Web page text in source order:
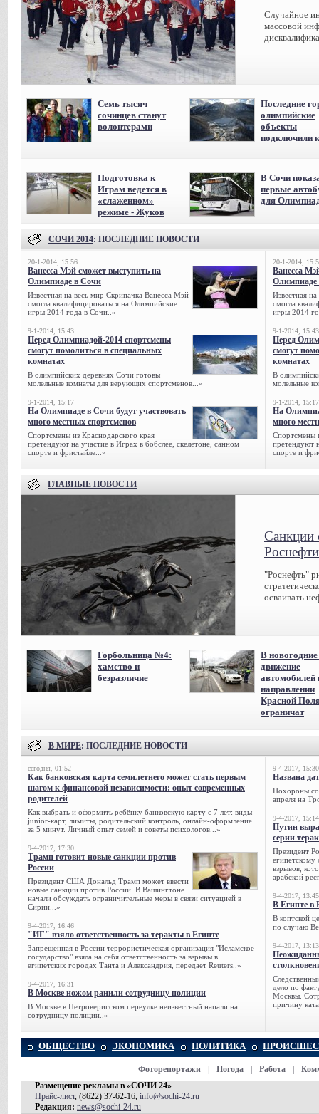
Случайное
массовой
Семь тысяч
сочинцев станут
волонтерами
Последние
олимпийские
объекты
подключили
Подготовка к
Играм ведется в
«слаженном»
режиме - Жуков
В Сочи
первые
для
СОЧИ 2014: ПОСЛЕДНИЕ НОВОСТИ
20-1-2014, 15:56
Ванесса Мэй сможет выступить на
Олимпиаде в Сочи
Известная на весь мир Скрипачка Ванесса Мэй
смогла квалифицироваться на Олимпийские
игры 2014 года в Сочи..»
9-1-2014, 15:43
Перед Олимпиадой-2014 спортсмены
смогут помолиться в специальных
комнатах
В олимпийских деревнях Сочи готовы
молельные комнаты для верующих спортсменов...»
9-1-2014, 15:17
На Олимпиаде в Сочи будут участвовать
много местных спортсменов
Спортсмены из Краснодарского края
претендуют на участие в Играх в бобслее, скелетоне, санном
спорте и фристайле...»
20-1-2014,
Ванесса
Олимпиаде
Известная
смогла
игры 2014
9-1-2014, 15:43
Перед
смогут
комнатах
В
молельные
9-1-2014, 15:17
На
много
Спортсмены
претендуют
спорте и
ГЛАВНЫЕ НОВОСТИ
Санкции
Роснефти
"Роснефть"
осваивать
Горбольница №4:
хамство и
безразличие
В
движение
автомобилей
направлении
Красной
ограничат
В МИРЕ: ПОСЛЕДНИЕ НОВОСТИ
сегодня, 01:52
Как банковская карта семилетнего может стать первым
шагом к финансовой независимости: опыт современных
родителей
Как выбрать и оформить ребёнку банковскую карту с 7 лет: виды
junior-карт, лимиты, родительский контроль, онлайн-оформление
за 5 минут. Личный опыт семей и советы психологов...»
9-4-2017, 17:30
Трамп готовит новые санкции против
России
Президент США Дональд Трамп может ввести
новые санкции против России. В Вашингтоне
начали обсуждать ограничительные меры в связи ситуацией в
Сирии...»
9-4-2017, 16:46
"ИГ" взяло ответственность за теракты в Египте
Запрещенная в России террористическая организация "Исламское
государство" взяла на себя ответственность за взрывы в
египетских городах Танта и Александрия, передает Reuters..»
9-4-2017, 16:31
В Москве ножом ранили сотрудницу полиции
В Москве в Петроверигском переулке неизвестный напали на
сотрудницу полиции..»
9-4-2017, 15:30
Названа
Похороны
апреля на
9-4-2017, 15:14
Путин
серии
Президент
египетскому
взрывов,
арабской
9-4-2017, 13:45
В Египте в
В коптской
по случаю
9-4-2017, 13:13
дело по
Москвы.
причину
ОБЩЕСТВО ЭКОНОМИКА ПОЛИТИКА
Фоторепортажи Погода Работа
Размещение рекламы в «СОЧИ 24»
Прайс-лист, (8622) 37-62-16, info@sochi-24.ru
Редакция: news@sochi-24.ru